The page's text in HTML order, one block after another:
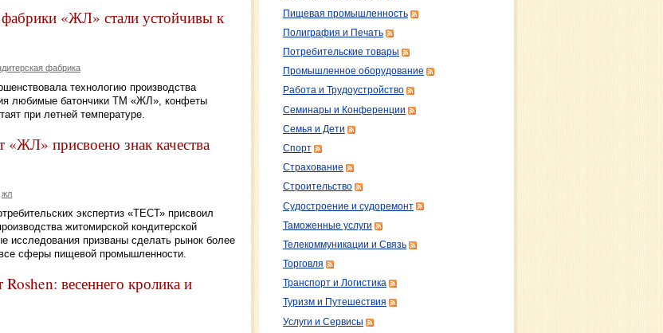
«ЖЛ» стали устойчивы к
фабрика
технологию производства
любимые батончики ТМ «ЖЛ», конфеты
при летней температуре.
присвоено знак качества
жл
экспертиз «ТЕСТ» присвоил
житомирской кондитерской
призваны сделать рынок более
сферы пищевой промышленности.
весеннего кролика и
Пищевая промышленность
Полиграфия и Печать
Потребительские товары
Промышленное оборудование
Работа и Трудоустройство
Семинары и Конференции
Семья и Дети
Спорт
Страхование
Строительство
Судостроение и судоремонт
Таможенные услуги
Телекоммуникации и Связь
Торговля
Транспорт и Логистика
Туризм и Путешествия
Услуги и Сервисы